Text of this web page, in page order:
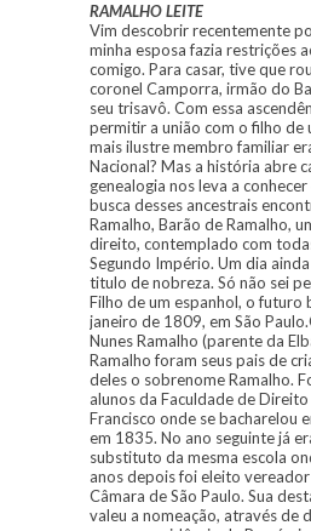
RAMALHO LEITE
Vim descobrir recentemente
minha esposa fazia restrições
comigo. Para casar, tive que
coronel Camporra, irmão do
seu trisavô. Com essa
permitir a união com o filho de
mais ilustre membro familiar
Nacional? Mas a história abre
genealogia nos leva a
busca desses ancestrais
Ramalho, Barão de Ramalho,
direito, contemplado com
Segundo Império. Um dia
titulo de nobreza. Só não sei
Filho de um espanhol, o futuro
janeiro de 1809, em São
Nunes Ramalho (parente da
Ramalho foram seus pais de
deles o sobrenome Ramalho.
alunos da Faculdade de
Francisco onde se bacharelou
em 1835. No ano seguinte já
substituto da mesma escola
anos depois foi eleito
Câmara de São Paulo. Sua
valeu a nomeação, através de